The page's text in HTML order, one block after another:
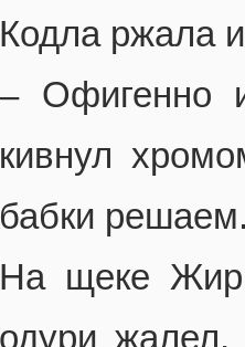
Кодла ржала
– Офигенно
кивнул
бабки
На щеке
одури жалел,